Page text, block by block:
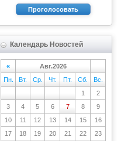
Проголосовать
Календарь Новостей
«
Авг.2026
Пн.
Вт. Ср. Чт. Пт. Сб.
Вс.
1
2
3
4 5 6 7 8
9
10
11 12 13 14 15
16
17
18 19 20 21 22
23